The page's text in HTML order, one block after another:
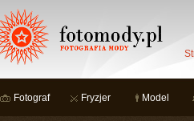
Fotograf Fryzjer Model